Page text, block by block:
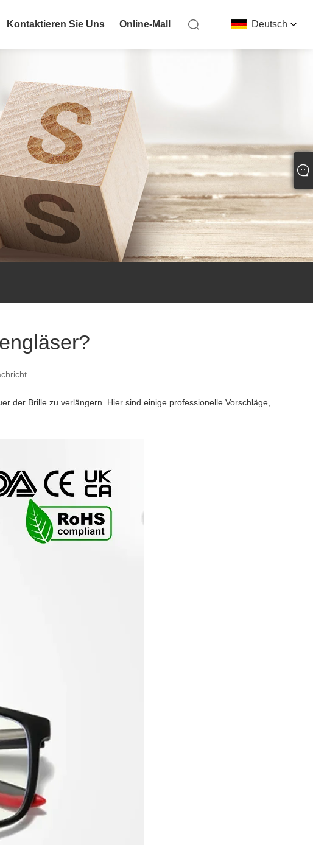
Deutsch
Kontaktieren Sie Uns Online-Mall
der Brille zu verlängern. Hier sind einige professionelle Vorschläge,